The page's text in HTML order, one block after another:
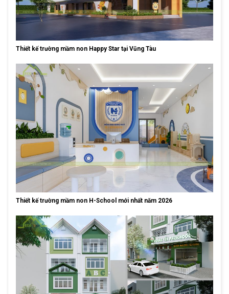
Thiết kế trường mầm non Happy Star tại Vũng Tàu
Thiết kế trường mầm non H-School mới nhất năm 2026